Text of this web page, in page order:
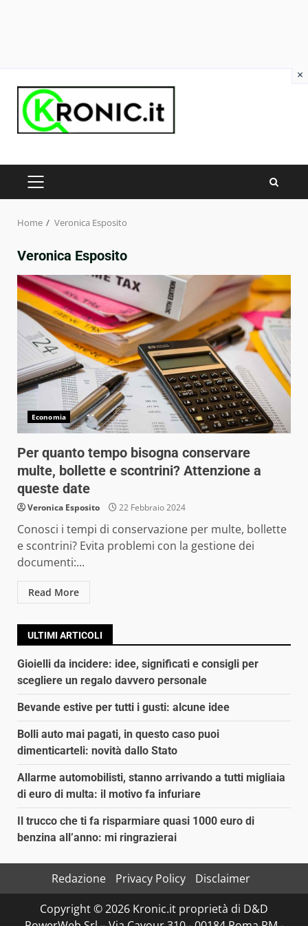
content
PRIMARY
Home Veronica Esposito
Veronica Esposito
Economia
Per quanto tempo bisogna conservare
multe, bollette e scontrini? Attenzione a
queste date
Veronica Esposito 22 Febbraio 2024
Conosci i tempi di conservazione per multe, bollette
e scontrini? Evita problemi con la gestione dei
documenti:...
Read More
ULTIMI ARTICOLI
Gioielli da incidere: idee, significati e consigli per
scegliere un regalo davvero personale
Bevande estive per tutti i gusti: alcune idee
Bolli auto mai pagati, in questo caso puoi
dimenticarteli: novità dallo Stato
Allarme automobilisti, stanno arrivando a tutti migliaia
di euro di multa: il motivo fa infuriare
Il trucco che ti fa risparmiare quasi 1000 euro di
benzina all’anno: mi ringrazierai
Redazione Privacy Policy
Disclaimer
Copyright © 2026 Kronic.it proprietà di D&D
×